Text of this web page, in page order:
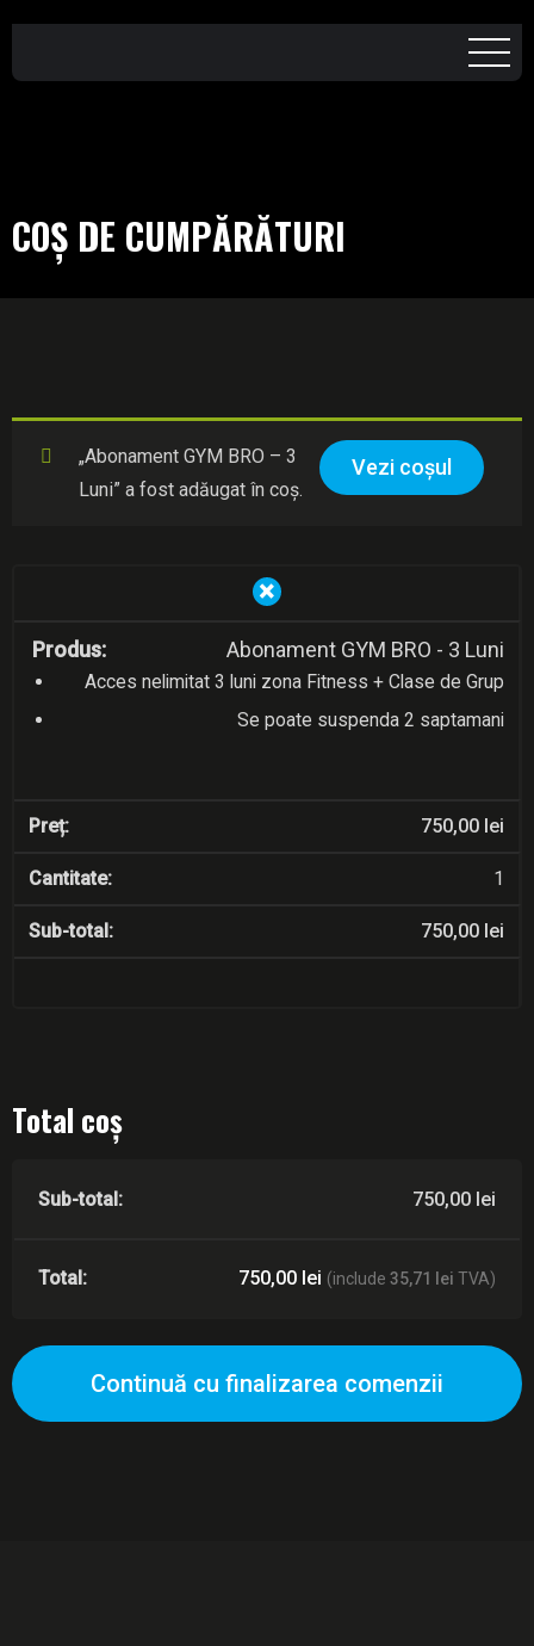
COȘ DE CUMPĂRĂTURI
Vezi coșul
„Abonament GYM BRO – 3
Luni” a fost adăugat în coș.
×
Abonament GYM BRO - 3 Luni
Acces nelimitat 3 luni zona Fitness + Clase de Grup
Se poate suspenda 2 saptamani
750,00 lei
1
750,00 lei
Total coș
750,00 lei
750,00 lei (include 35,71 lei TVA)
Continuă cu finalizarea comenzii